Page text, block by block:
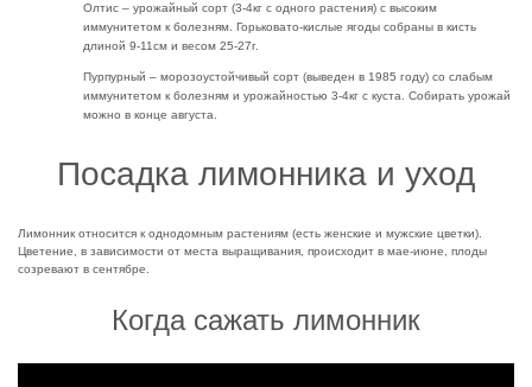
Олтис – урожайный сорт (3-4кг с одного растения) с высоким
иммунитетом к болезням. Горьковато-кислые ягоды собраны в кисть
длиной 9-11см и весом 25-27г.
Пурпурный – морозоустойчивый сорт (выведен в 1985 году) со слабым
иммунитетом к болезням и урожайностью 3-4кг с куста. Собирать урожай
можно в конце августа.
Посадка лимонника и уход
Лимонник относится к однодомным растениям (есть женские и мужские цветки).
Цветение, в зависимости от места выращивания, происходит в мае-июне, плоды
созревают в сентябре.
Когда сажать лимонник